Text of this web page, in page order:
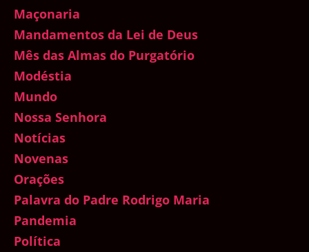
Maçonaria
Mandamentos da Lei de Deus
Mês das Almas do Purgatório
Modéstia
Mundo
Nossa Senhora
Notícias
Novenas
Orações
Palavra do Padre Rodrigo Maria
Pandemia
Política